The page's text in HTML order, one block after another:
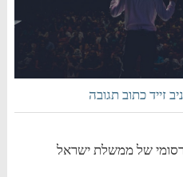
זייד כתוב תגובה
של ממשלת ישראל